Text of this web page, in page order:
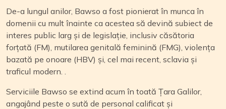
De-a lungul anilor, Bawso a fost pionierat în munca în
domenii cu mult înainte ca acestea să devină subiect de
interes public larg și de legislație, inclusiv căsătoria
forțată (FM), mutilarea genitală feminină (FMG), violența
bazată pe onoare (HBV) și, cel mai recent, sclavia și
traficul modern. .
Serviciile Bawso se extind acum în toată Țara Galilor,
angajând peste o sută de personal calificat și